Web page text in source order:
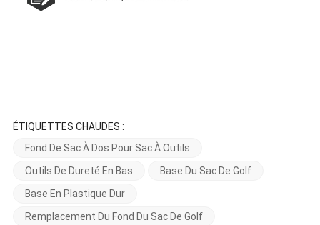
ÉTIQUETTES CHAUDES :
Fond De Sac À Dos Pour Sac À Outils
Outils De Dureté En Bas
Base Du Sac De Golf
Base En Plastique Dur
Remplacement Du Fond Du Sac De Golf